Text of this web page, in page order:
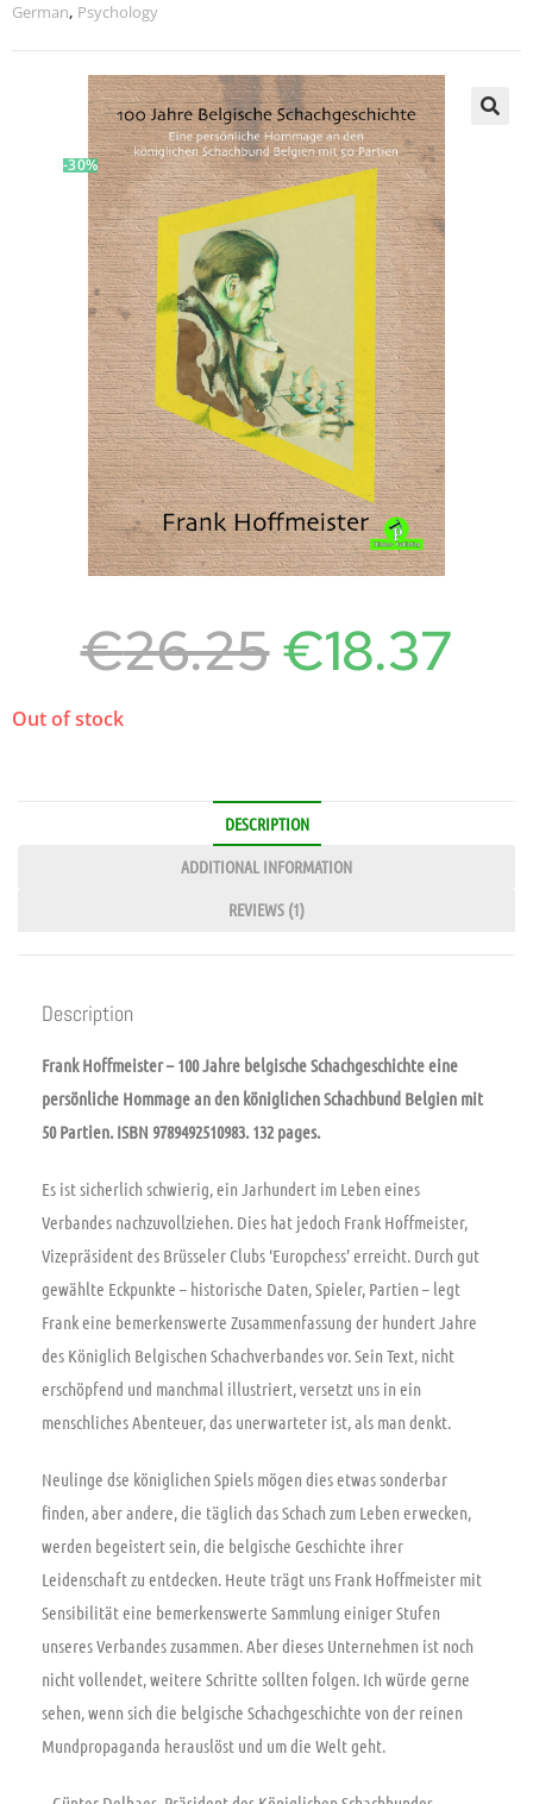
German, Psychology
-30%
€26.25€18.37
Out of stock
DESCRIPTION
ADDITIONAL INFORMATION
REVIEWS (1)
Description
Frank Hoffmeister – 100 Jahre belgische Schachgeschichte eine
persönliche Hommage an den königlichen Schachbund Belgien mit
50 Partien. ISBN 9789492510983. 132 pages.
Es ist sicherlich schwierig, ein Jarhundert im Leben eines
Verbandes nachzuvollziehen. Dies hat jedoch Frank Hoffmeister,
Vizepräsident des Brüsseler Clubs ‘Europchess’ erreicht. Durch gut
gewählte Eckpunkte – historische Daten, Spieler, Partien – legt
Frank eine bemerkenswerte Zusammenfassung der hundert Jahre
des Königlich Belgischen Schachverbandes vor. Sein Text, nicht
erschöpfend und manchmal illustriert, versetzt uns in ein
menschliches Abenteuer, das unerwarteter ist, als man denkt.
Neulinge dse königlichen Spiels mögen dies etwas sonderbar
finden, aber andere, die täglich das Schach zum Leben erwecken,
werden begeistert sein, die belgische Geschichte ihrer
Leidenschaft zu entdecken. Heute trägt uns Frank Hoffmeister mit
Sensibilität eine bemerkenswerte Sammlung einiger Stufen
unseres Verbandes zusammen. Aber dieses Unternehmen ist noch
nicht vollendet, weitere Schritte sollten folgen. Ich würde gerne
sehen, wenn sich die belgische Schachgeschichte von der reinen
Mundpropaganda herauslöst und um die Welt geht.